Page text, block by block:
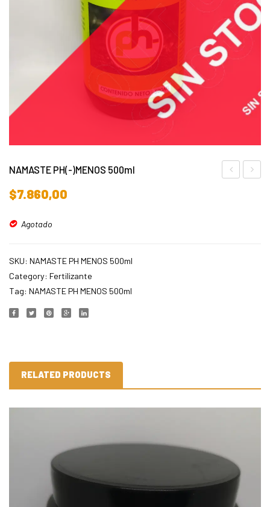
NAMASTE PH(-)MENOS 500ml
$7.860,00
Agotado
SKU: NAMASTE PH MENOS 500ml
Category: Fertilizante
Tag: NAMASTE PH MENOS 500ml
RELATED PRODUCTS